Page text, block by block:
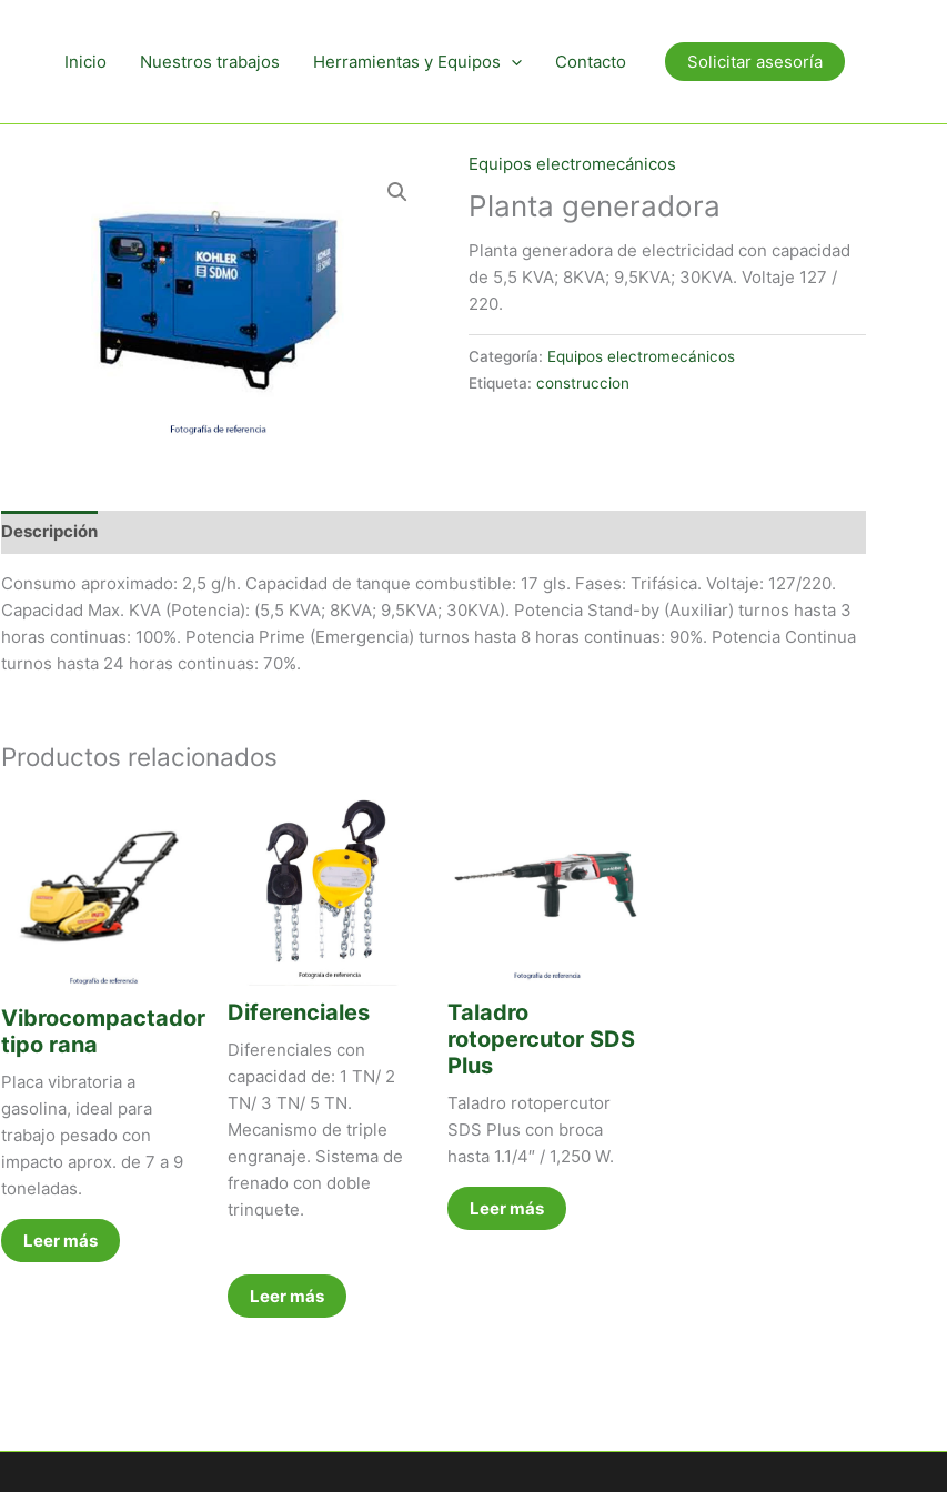
Inicio Nuestros trabajos Herramientas y Equipos Contacto Solicitar asesoría
Equipos electromecánicos
Planta generadora
Planta generadora de electricidad con capacidad
de 5,5 KVA; 8KVA; 9,5KVA; 30KVA. Voltaje 127 /
220.
Categoría: Equipos electromecánicos
Etiqueta: construccion
Descripción
Consumo aproximado: 2,5 g/h. Capacidad de tanque combustible: 17 gls. Fases: Trifásica. Voltaje: 127/220.
Capacidad Max. KVA (Potencia): (5,5 KVA; 8KVA; 9,5KVA; 30KVA). Potencia Stand-by (Auxiliar) turnos hasta 3
horas continuas: 100%. Potencia Prime (Emergencia) turnos hasta 8 horas continuas: 90%. Potencia Continua
turnos hasta 24 horas continuas: 70%.
Productos relacionados
Vibrocompactador
tipo rana
Placa vibratoria a
gasolina, ideal para
trabajo pesado con
impacto aprox. de 7 a 9
toneladas.
Leer más
Diferenciales
Diferenciales con
capacidad de: 1 TN/ 2
TN/ 3 TN/ 5 TN.
Mecanismo de triple
engranaje. Sistema de
frenado con doble
trinquete.
Leer más
Taladro
rotopercutor SDS
Plus
Taladro rotopercutor
SDS Plus con broca
hasta 1.1/4″ / 1,250 W.
Leer más